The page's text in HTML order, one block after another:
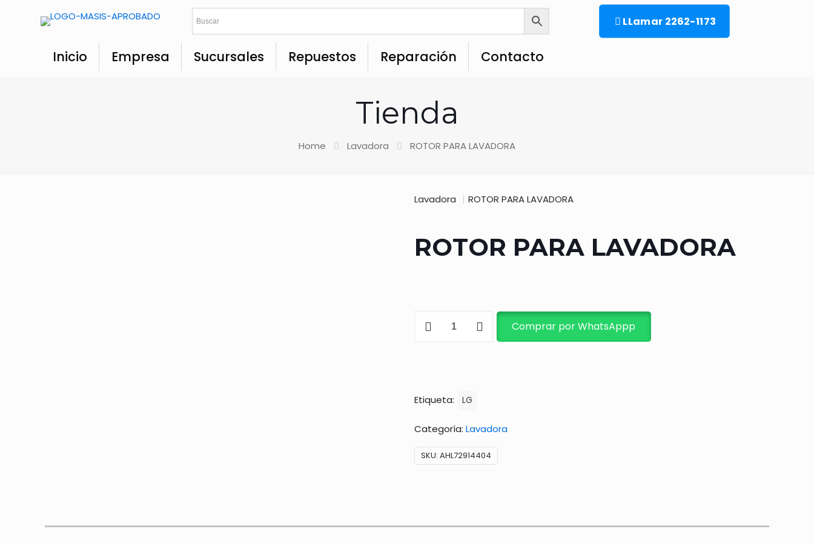
LLamar 2262-1173
Inicio Empresa Sucursales Repuestos Reparación Contacto
Tienda
Home Lavadora ROTOR PARA LAVADORA
Lavadora | ROTOR PARA LAVADORA
ROTOR PARA LAVADORA
Comprar por WhatsAppp
Etiqueta: LG
Categoría: Lavadora
SKU: AHL72914404